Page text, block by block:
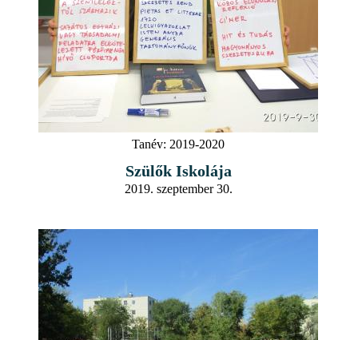
Tanév: 2019-2020
Szülők Iskolája
2019. szeptember 30.